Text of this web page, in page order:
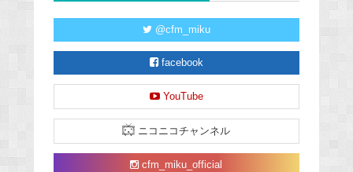
@cfm_miku
facebook
YouTube
ニコニコチャンネル
cfm_miku_official